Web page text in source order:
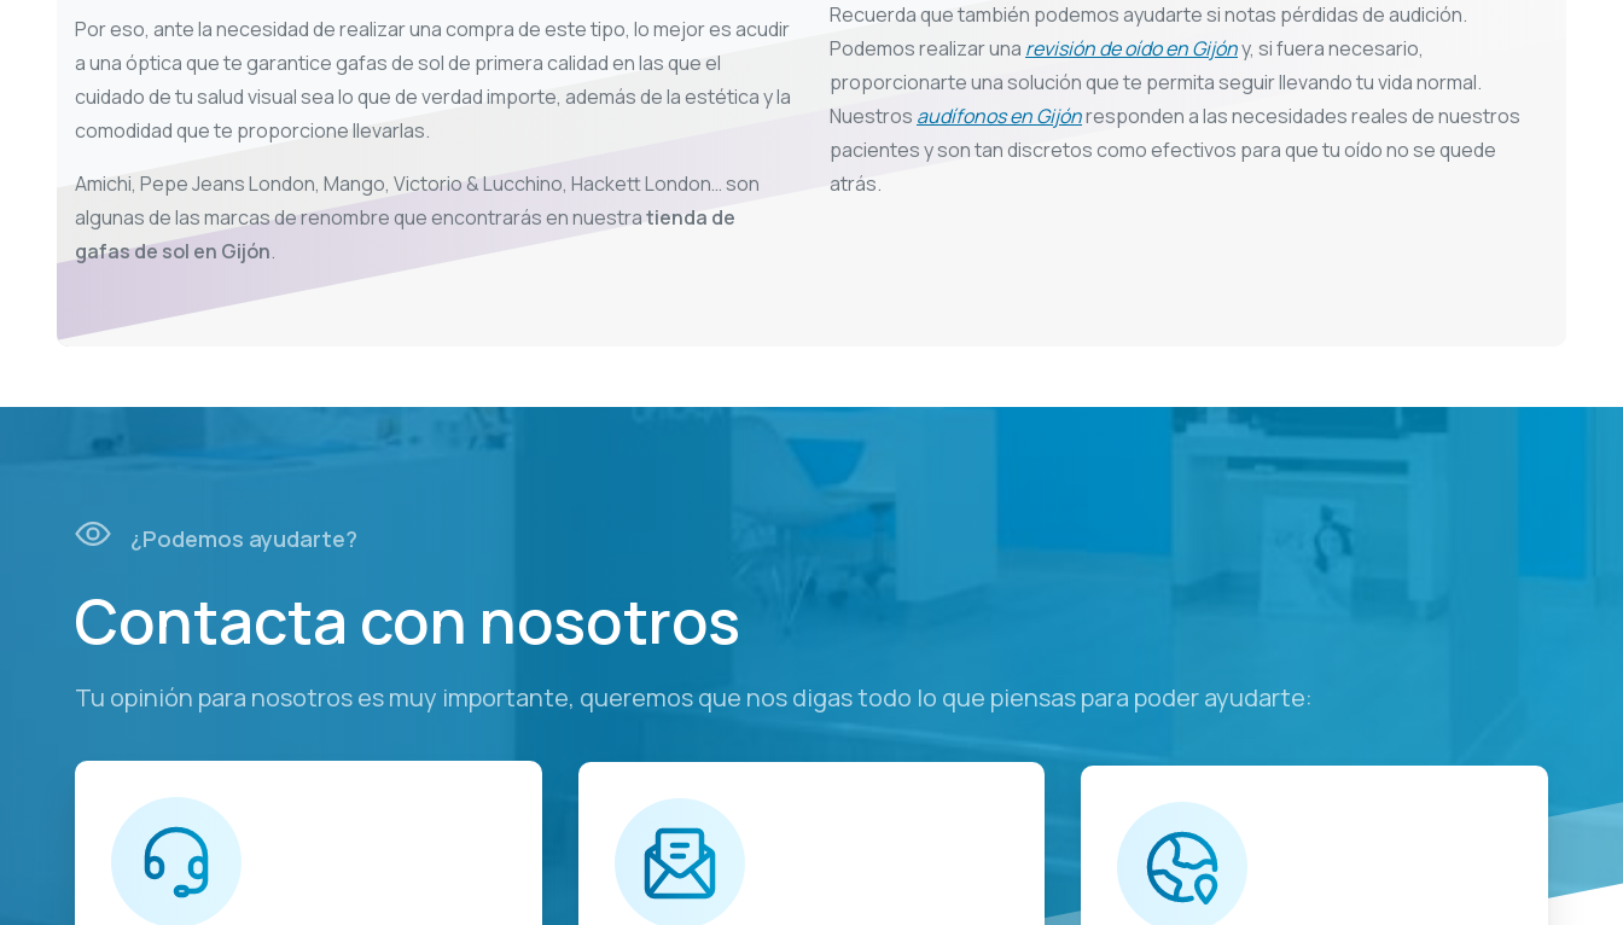
Por eso, ante la necesidad de realizar una compra de este tipo, lo mejor es acudir
a una óptica que te garantice gafas de sol de primera calidad en las que el
cuidado de tu salud visual sea lo que de verdad importe, además de la estética y la
comodidad que te proporcione llevarlas.
Amichi, Pepe Jeans London, Mango, Victorio & Lucchino, Hackett London… son
algunas de las marcas de renombre que encontrarás en nuestratienda de
gafas de sol en Gijón.
Recuerda que también podemos ayudarte si notas pérdidas de audición.
Podemos realizar una revisión de oído en Gijóny, si fuera necesario,
proporcionarte una solución que te permita seguir llevando tu vida normal.
Nuestros audífonos en Gijónresponden a las necesidades reales de nuestros
pacientes y son tan discretos como efectivos para que tu oído no se quede
atrás.
¿Podemos ayudarte?
Contacta con nosotros
Tu opinión para nosotros es muy importante, queremos que nos digas todo lo que piensas para poder ayudarte: